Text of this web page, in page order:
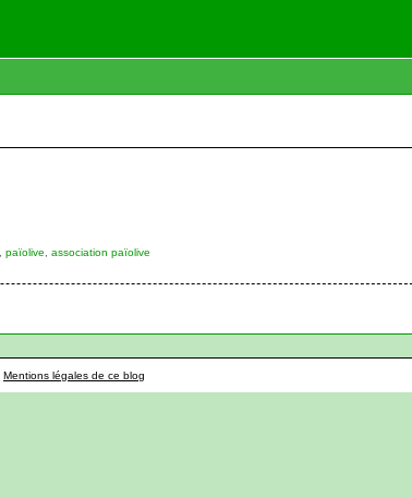
païolive association païolive
Mentions légales de ce blog